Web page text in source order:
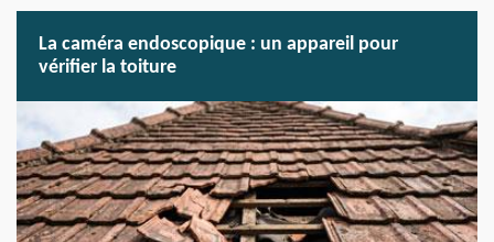
La caméra endoscopique : un appareil pour
vérifier la toiture